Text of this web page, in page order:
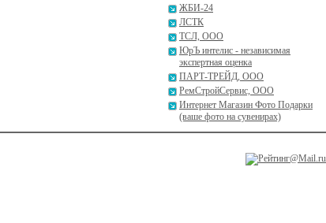
ЖБИ-24
ЛСТК
ТСЛ, ООО
ЮрЪ интелис - независимая
экспертная оценка
ПАРТ-ТРЕЙД, ООО
РемСтройСервис, ООО
Интернет Магазин Фото Подарки
(ваше фото на сувенирах)